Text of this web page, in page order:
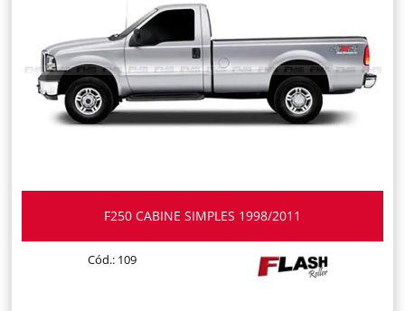
F250 CABINE SIMPLES 1998/2011
Cód.: 109